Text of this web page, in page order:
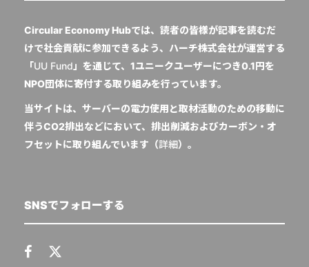
Circular Economy Hubでは、読者の皆様が記事を読むだ
けで社会貢献に参加できるよう、ハーチ株式会社が運営する
「UU Fund 」を通じて、1ユニークユーザーにつき0.1円を
NPO団体に寄付する取り組みを行っています。
当サイトは、サーバーの電力使用と取材活動のための移動に
伴うCO2排出などにおいて、排出削減およびカーボン・オ
フセットに取り組んでいます（詳細）。
SNSでフォローする